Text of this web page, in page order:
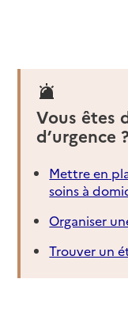
Vous êtes
d’urgence ?
Mettre en
soins à
Organiser
Trouver un